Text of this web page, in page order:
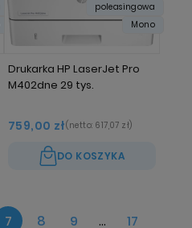
Drukarka HP LaserJet Pro
M402dne 29 tys.
759,00 zł(netto: 617,07 zł)
DO KOSZYKA
poleasingowa
Mono
7 8 9 ... 17